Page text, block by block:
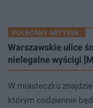
POLECANY ARTYKUŁ:
Warszawskie ulice
nielegalne wyścigi
W miasteczku
którym codziennie